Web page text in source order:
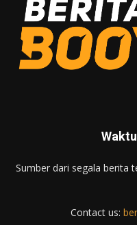
Sumber dari segala berita
Contact us: